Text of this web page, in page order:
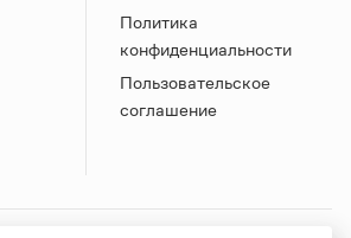
Политика
конфиденциальности
Пользовательское
соглашение